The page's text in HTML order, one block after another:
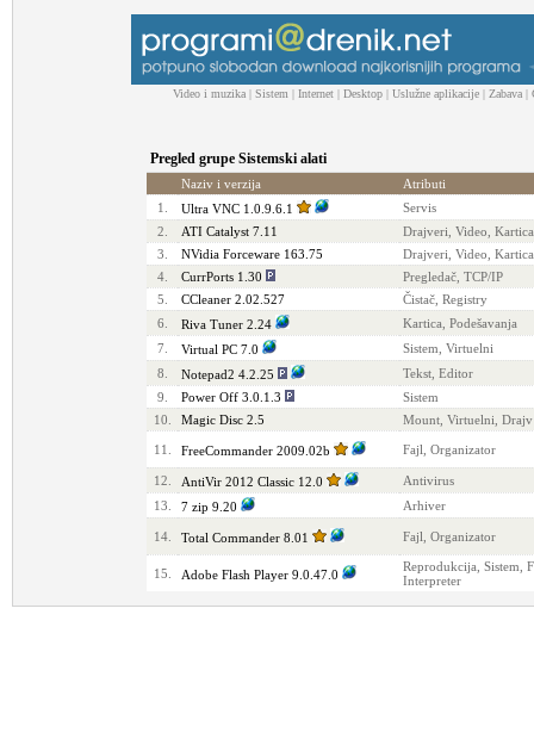
Video i muzika | Sistem | Internet | Desktop | Uslužne aplikacije | Zabava |
Pregled grupe Sistemski alati
Naziv i verzija
Atributi
1.
Ultra VNC 1.0.9.6.1
Servis
2.
ATI Catalyst 7.11
Drajveri, Video, Kartica
3.
NVidia Forceware 163.75
Drajveri, Video, Kartica
4.
CurrPorts 1.30
Pregledač, TCP/IP
5.
CCleaner 2.02.527
Čistač, Registry
6.
Riva Tuner 2.24
Kartica, Podešavanja
7.
Virtual PC 7.0
Sistem, Virtuelni
8.
Notepad2 4.2.25
Tekst, Editor
9.
Power Off 3.0.1.3
Sistem
10.
Magic Disc 2.5 Mount, Virtuelni, Drajv
11. FreeCommander 2009.02b Fajl, Organizator
12. AntiVir 2012 Classic 12.0
Antivirus
13.
7 zip 9.20 Arhiver
14. Total Commander 8.01 Fajl, Organizator
15. Adobe Flash Player 9.0.47.0
Reprodukcija, Sistem,
Interpreter